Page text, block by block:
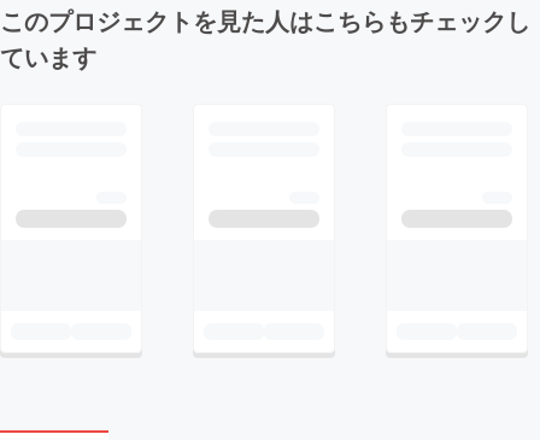
このプロジェクトを見た人はこちらもチェックし
ています